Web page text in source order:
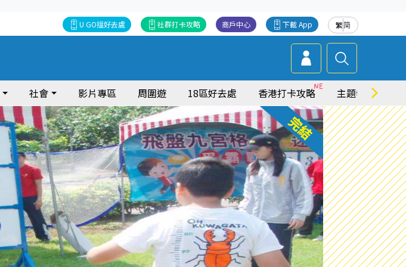
繁简
下載 App
商戶中心
社群打卡攻略
U GO搵好去處
社會 影片專區 周圍遊 18區好去處 香港打卡攻略 主題特集